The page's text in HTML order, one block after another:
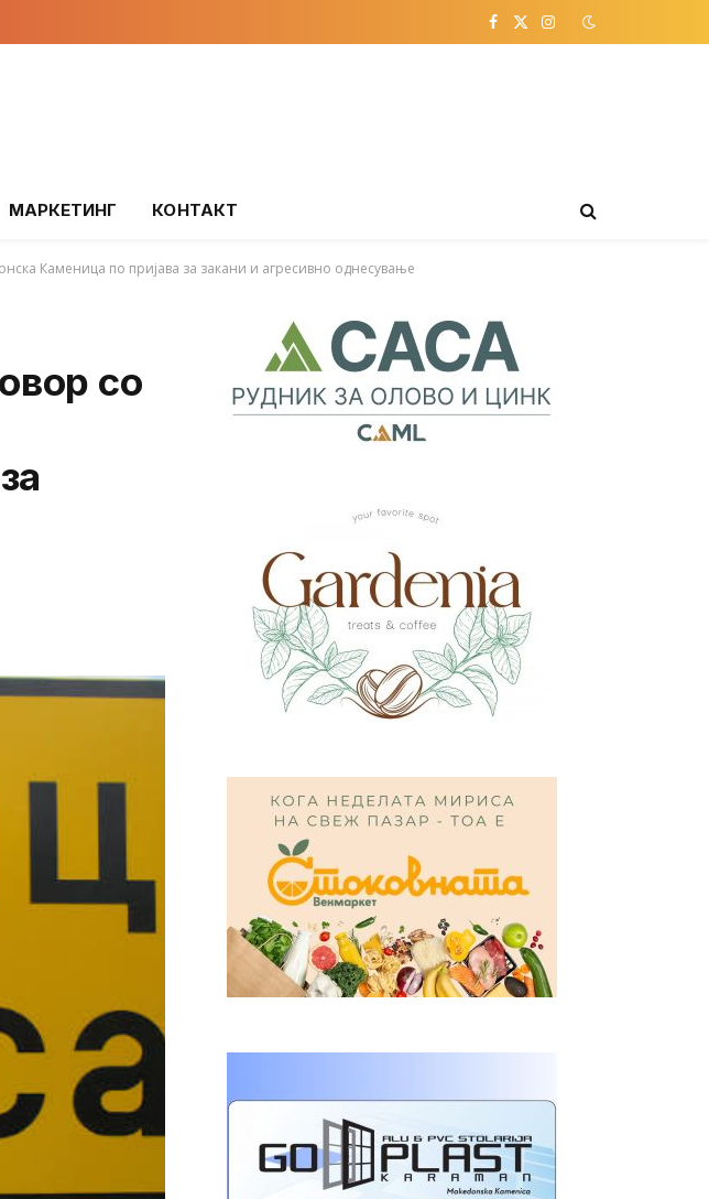
Facebook
X
Instagram
МАРКЕТИНГ КОНТАКТ
Каменица по пријава за закани и агресивно однесување
со